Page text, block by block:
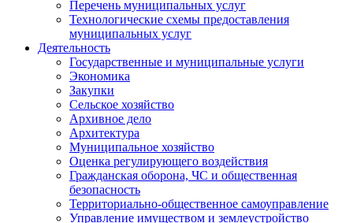
Перечень муниципальных услуг
Технологические схемы предоставления
муниципальных услуг
Деятельность
Государственные и муниципальные услуги
Экономика
Закупки
Сельское хозяйство
Архивное дело
Архитектура
Муниципальное хозяйство
Оценка регулирующего воздействия
Гражданская оборона, ЧС и общественная
безопасность
Территориально-общественное самоуправление
Управление имуществом и землеустройство